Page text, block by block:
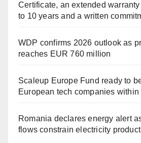
Certificate, an extended
to 10 years and a written
WDP confirms 2026 outlook as
reaches EUR 760 million
Scaleup Europe Fund ready to
European tech companies within
Romania declares energy alert
flows constrain electricity